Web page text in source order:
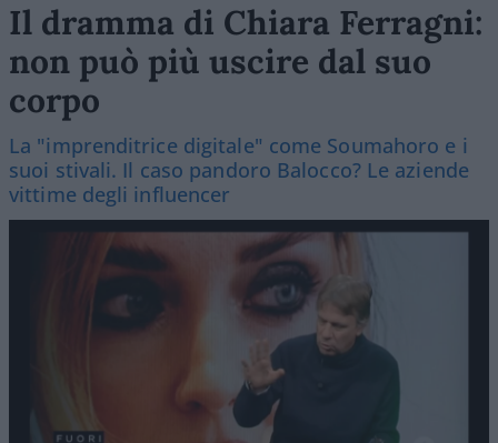
Il dramma di Chiara Ferragni:
non può più uscire dal suo
corpo
La "imprenditrice digitale" come Soumahoro e i
suoi stivali. Il caso pandoro Balocco? Le aziende
vittime degli influencer